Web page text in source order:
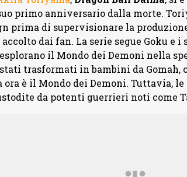
primo anniversario dalla morte.
prima di supervisionare la
dai fan. La serie segue Goku e
il Mondo dei Demoni nella
stati trasformati in bambini da Gomah,
ora è il Mondo dei Demoni. Tuttavia,
da potenti guerrieri noti come